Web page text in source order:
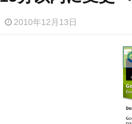
2010年12月13日